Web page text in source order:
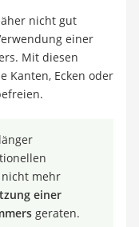
nicht gut
einer
Mit diesen
Kanten, Ecken oder
nicht mehr
einer
geraten.